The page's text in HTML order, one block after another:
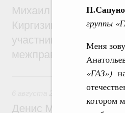
группы
Меня
«ГАЗ»)
котором
Михаил Мишустин
Киргизии Садыра
участников заседания
Общие
Денис Мантуров